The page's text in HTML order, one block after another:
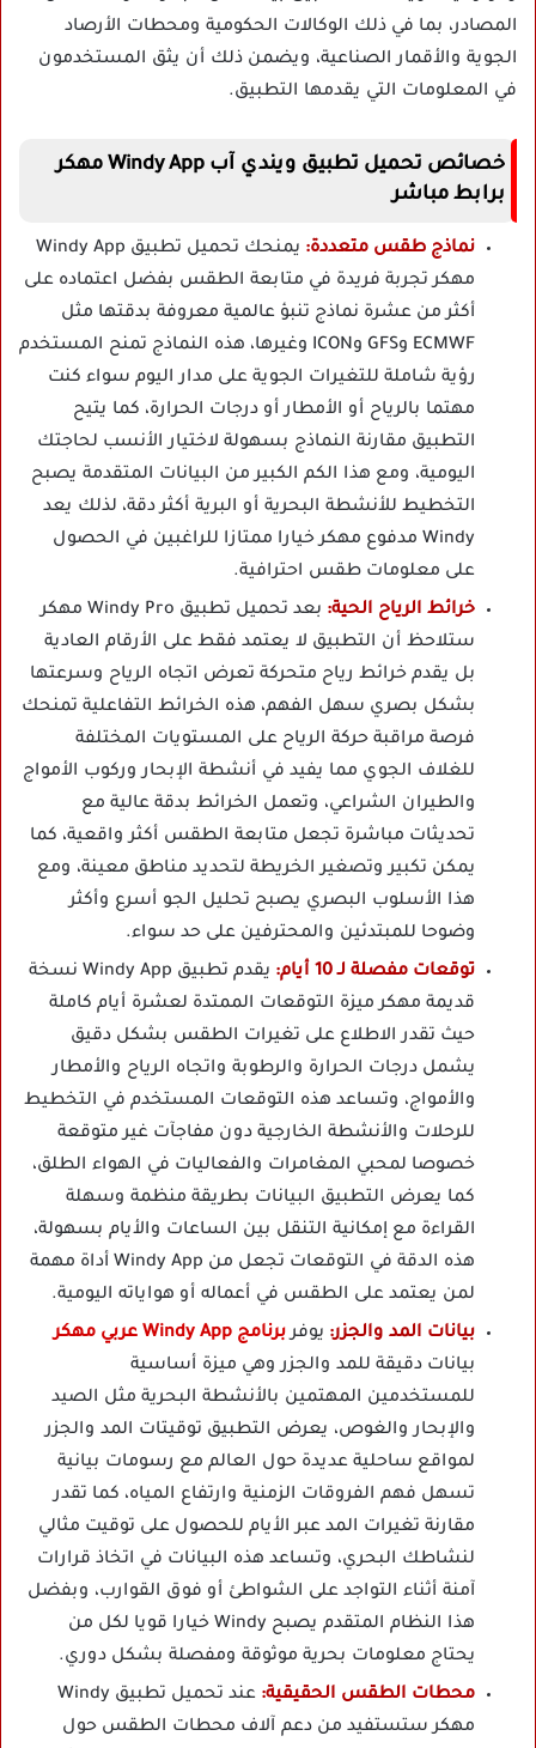
المصادر، بما في ذلك الوكالات الحكومية ومحطات الأرصاد
الجوية والأقمار الصناعية، ويضمن ذلك أن يثق المستخدمون
في المعلومات التي يقدمها التطبيق.
خصائص تحميل تطبيق ويندي آب Windy App مهكر
برابط مباشر
نماذج طقس متعددة:
يمنحك تحميل تطبيق Windy App
مهكر تجربة فريدة في متابعة الطقس بفضل اعتماده على
أكثر من عشرة نماذج تنبؤ عالمية معروفة بدقتها مثل
ECMWF وGFS وICON وغيرها، هذه النماذج تمنح المستخدم
رؤية شاملة للتغيرات الجوية على مدار اليوم سواء كنت
مهتما بالرياح أو الأمطار أو درجات الحرارة، كما يتيح
التطبيق مقارنة النماذج بسهولة لاختيار الأنسب لحاجتك
اليومية، ومع هذا الكم الكبير من البيانات المتقدمة يصبح
التخطيط للأنشطة البحرية أو البرية أكثر دقة، لذلك يعد
Windy مدفوع مهكر خيارا ممتازا للراغبين في الحصول
على معلومات طقس احترافية.
خرائط الرياح الحية:
بعد تحميل تطبيق Windy Pro مهكر
ستلاحظ أن التطبيق لا يعتمد فقط على الأرقام العادية
بل يقدم خرائط رياح متحركة تعرض اتجاه الرياح وسرعتها
بشكل بصري سهل الفهم، هذه الخرائط التفاعلية تمنحك
فرصة مراقبة حركة الرياح على المستويات المختلفة
للغلاف الجوي مما يفيد في أنشطة الإبحار وركوب الأمواج
والطيران الشراعي، وتعمل الخرائط بدقة عالية مع
تحديثات مباشرة تجعل متابعة الطقس أكثر واقعية، كما
يمكن تكبير وتصغير الخريطة لتحديد مناطق معينة، ومع
هذا الأسلوب البصري يصبح تحليل الجو أسرع وأكثر
وضوحا للمبتدئين والمحترفين على حد سواء.
توقعات مفصلة لـ 10 أيام:
يقدم تطبيق Windy App نسخة
قديمة مهكر ميزة التوقعات الممتدة لعشرة أيام كاملة
حيث تقدر الاطلاع على تغيرات الطقس بشكل دقيق
يشمل درجات الحرارة والرطوبة واتجاه الرياح والأمطار
والأمواج، وتساعد هذه التوقعات المستخدم في التخطيط
للرحلات والأنشطة الخارجية دون مفاجآت غير متوقعة
خصوصا لمحبي المغامرات والفعاليات في الهواء الطلق،
كما يعرض التطبيق البيانات بطريقة منظمة وسهلة
القراءة مع إمكانية التنقل بين الساعات والأيام بسهولة،
هذه الدقة في التوقعات تجعل من Windy App أداة مهمة
لمن يعتمد على الطقس في أعماله أو هواياته اليومية.
بيانات المد والجزر: يوفربرنامج Windy App عربي مهكر
بيانات دقيقة للمد والجزر وهي ميزة أساسية
للمستخدمين المهتمين بالأنشطة البحرية مثل الصيد
والإبحار والغوص، يعرض التطبيق توقيتات المد والجزر
لمواقع ساحلية عديدة حول العالم مع رسومات بيانية
تسهل فهم الفروقات الزمنية وارتفاع المياه، كما تقدر
مقارنة تغيرات المد عبر الأيام للحصول على توقيت مثالي
لنشاطك البحري، وتساعد هذه البيانات في اتخاذ قرارات
آمنة أثناء التواجد على الشواطئ أو فوق القوارب، وبفضل
هذا النظام المتقدم يصبح Windy خيارا قويا لكل من
يحتاج معلومات بحرية موثوقة ومفصلة بشكل دوري.
محطات الطقس الحقيقية:
عند تحميل تطبيق Windy
مهكر ستستفيد من دعم آلاف محطات الطقس حول